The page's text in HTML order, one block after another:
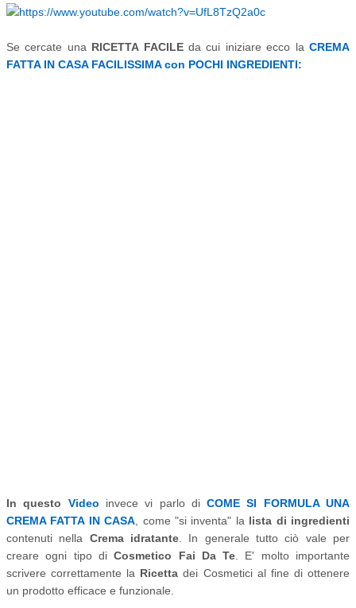
Se cercate una RICETTA FACILEda cui iniziare ecco laCREMA
FATTA IN CASA FACILISSIMA con POCHI INGREDIENTI:
In questo Video invece vi parlo diCOME SI FORMULA UNA
CREMA FATTA IN CASA , come "si inventa" la lista di ingredienti
contenuti nella Crema idratante . In generale tutto ciò vale per
creare ogni tipo diCosmetico Fai Da Te . E' molto importante
scrivere correttamente la Ricetta dei Cosmetici al fine di ottenere
un prodotto efficace e funzionale.